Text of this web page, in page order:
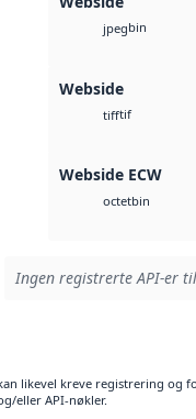
jpegbin
Webside
tifftif
Webside ECW
octetbin
Ingen registrerte API-er
likevel kreve registrering og
eller API-nøkler.